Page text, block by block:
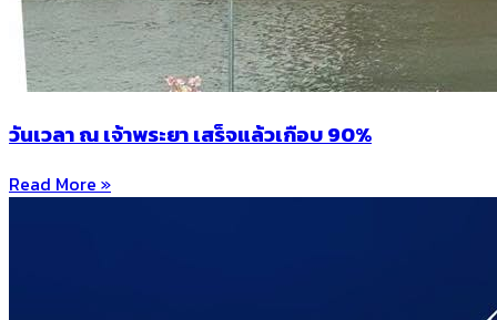
วันเวลา ณ เจ้าพระยา เสร็จแล้วเกือบ 90%
Read More »